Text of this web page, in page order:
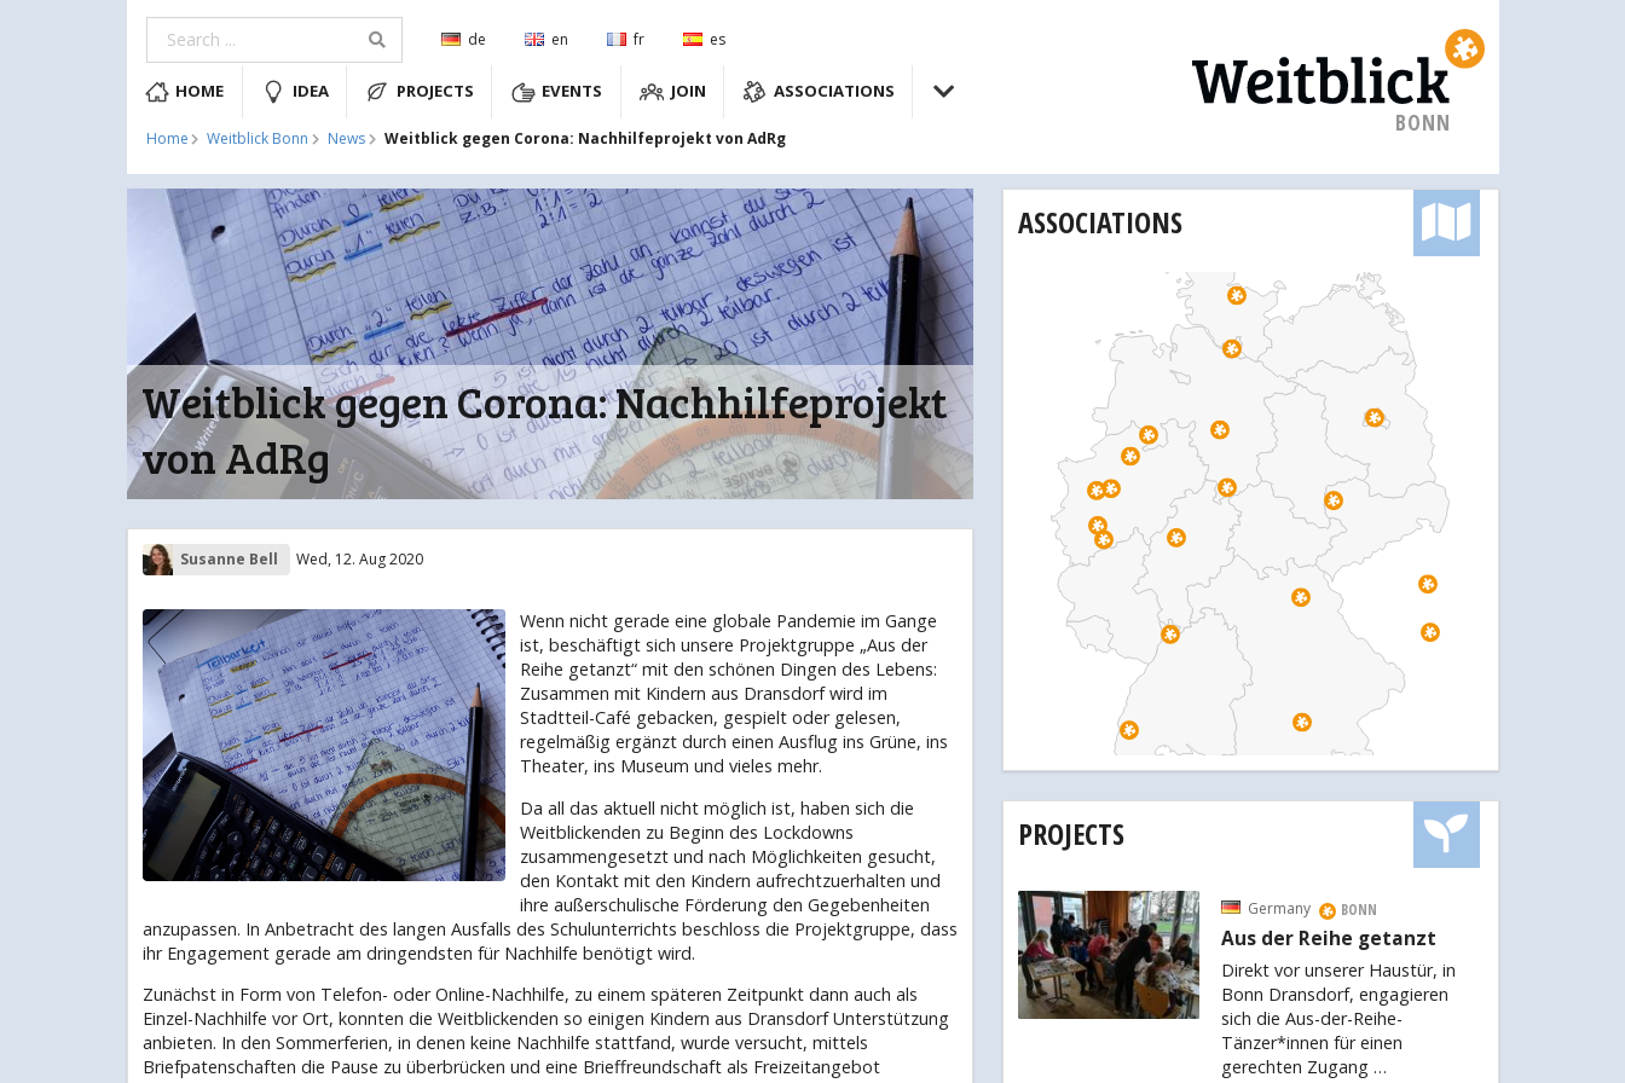
de en fr es
HOME IDEA PROJECTS EVENTS JOIN ASSOCIATIONS
Home Weitblick Bonn News Weitblick gegen Corona: Nachhilfeprojekt von AdRg
BONN
Weitblick gegen Corona: Nachhilfeprojekt
von AdRg
Susanne Bell Wed, 12. Aug 2020
Wenn nicht gerade eine globale Pandemie im Gange
ist, beschäftigt sich unsere Projektgruppe „Aus der
Reihe getanzt“ mit den schönen Dingen des Lebens:
Zusammen mit Kindern aus Dransdorf wird im
Stadtteil-Café gebacken, gespielt oder gelesen,
regelmäßig ergänzt durch einen Ausflug ins Grüne, ins
Theater, ins Museum und vieles mehr.
Da all das aktuell nicht möglich ist, haben sich die
Weitblickenden zu Beginn des Lockdowns
zusammengesetzt und nach Möglichkeiten gesucht,
den Kontakt mit den Kindern aufrechtzuerhalten und
ihre außerschulische Förderung den Gegebenheiten
anzupassen. In Anbetracht des langen Ausfalls des Schulunterrichts beschloss die Projektgruppe, dass
ihr Engagement gerade am dringendsten für Nachhilfe benötigt wird.
Zunächst in Form von Telefon- oder Online-Nachhilfe, zu einem späteren Zeitpunkt dann auch als
Einzel-Nachhilfe vor Ort, konnten die Weitblickenden so einigen Kindern aus Dransdorf Unterstützung
anbieten. In den Sommerferien, in denen keine Nachhilfe stattfand, wurde versucht, mittels
Briefpatenschaften die Pause zu überbrücken und eine Brieffreundschaft als Freizeitangebot
ASSOCIATIONS
PROJECTS
Germany BONN
Aus der Reihe getanzt
Direkt vor unserer Haustür, in
Bonn Dransdorf, engagieren
sich die Aus-der-Reihe-
Tänzer*innen für einen
gerechten Zugang …